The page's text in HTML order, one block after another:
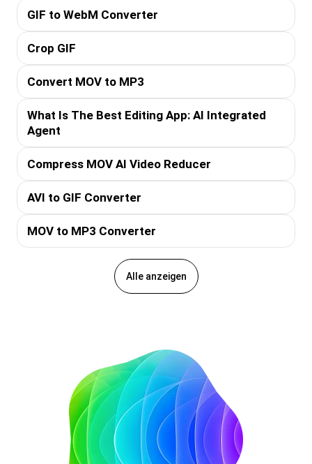
GIF to WebM Converter
Crop GIF
Convert MOV to MP3
What Is The Best Editing App: AI Integrated
Agent
Compress MOV AI Video Reducer
AVI to GIF Converter
MOV to MP3 Converter
Alle anzeigen